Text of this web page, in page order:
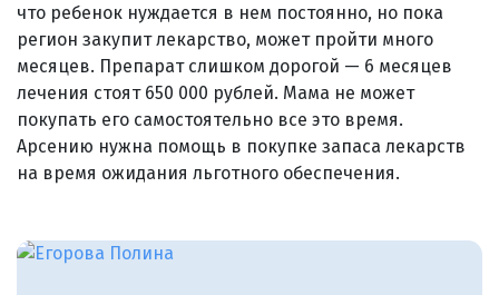
что ребенок нуждается в нем постоянно, но пока
регион закупит лекарство, может пройти много
месяцев. Препарат слишком дорогой — 6 месяцев
лечения стоят 650 000 рублей. Мама не может
покупать его самостоятельно все это время.
Арсению нужна помощь в покупке запаса лекарств
на время ожидания льготного обеспечения.